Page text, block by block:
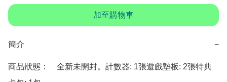
加至購物車
簡介 −
商品狀態：　全新未開封。計數器: 1張遊戲墊板: 2張特典